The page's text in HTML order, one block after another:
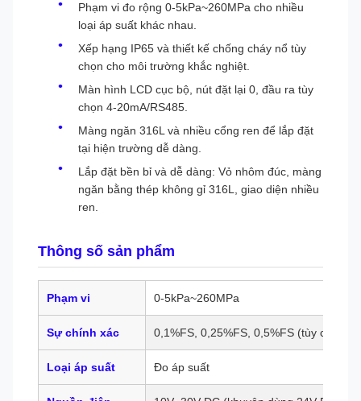
Phạm vi đo rộng 0-5kPa~260MPa cho nhiều
loại áp suất khác nhau.
Xếp hạng IP65 và thiết kế chống cháy nổ tùy
chọn cho môi trường khắc nghiệt.
Màn hình LCD cục bộ, nút đặt lại 0, đầu ra tùy
chọn 4-20mA/RS485.
Màng ngăn 316L và nhiều cổng ren để lắp đặt
tại hiện trường dễ dàng.
Lắp đặt bền bỉ và dễ dàng: Vỏ nhôm đúc, màng
ngăn bằng thép không gỉ 316L, giao diện nhiều
ren.
Thông số sản phẩm
Phạm vi 0-5kPa~260MPa
Sự chính xác 0,1%FS, 0,25%FS, 0,5%FS (tùy chọn)
Loại áp suất Đo áp suất